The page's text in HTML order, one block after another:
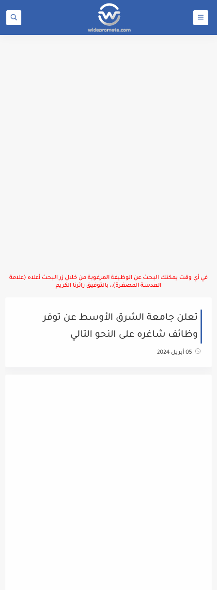
في أي وقت يمكنك البحث عن الوظيفة المرغوبة من خلال زر البحث أعلاه (علامة
العدسة المصغرة)،، بالتوفيق زائرنا الكريم
تعلن جامعة الشرق الأوسط عن توفر
وظائف شاغره على النحو التالي
05 أبريل 2024